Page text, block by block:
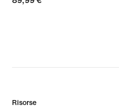
Risorse